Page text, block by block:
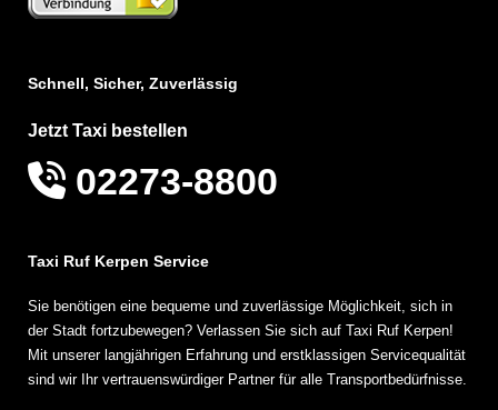
Schnell, Sicher, Zuverlässig
Jetzt Taxi bestellen
02273-8800
Taxi Ruf Kerpen Service
Sie benötigen eine bequeme und zuverlässige Möglichkeit, sich in
der Stadt fortzubewegen? Verlassen Sie sich auf Taxi Ruf Kerpen!
Mit unserer langjährigen Erfahrung und erstklassigen Servicequalität
sind wir Ihr vertrauenswürdiger Partner für alle Transportbedürfnisse.